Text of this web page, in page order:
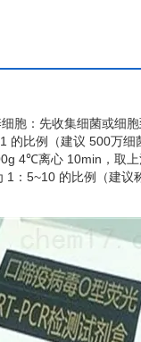
胞：先收集细菌或细
的比例（建议 500万
4℃离心 10min，取
1：5~10 的比例（建